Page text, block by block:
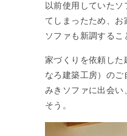
以前使用していた
てしまったため、
ソファも新調するこ
家づくりを依頼した
なろ建築工房）の
みきソファに出会い
そう。